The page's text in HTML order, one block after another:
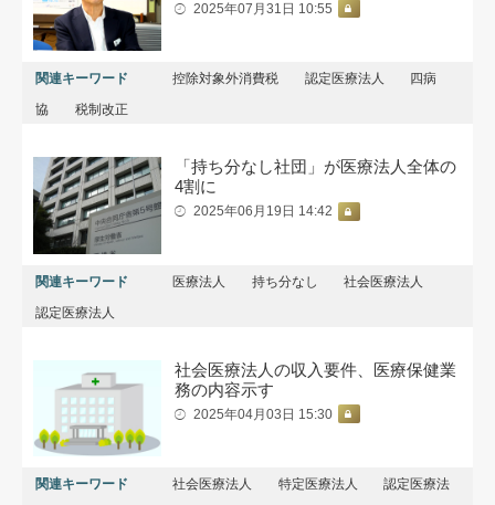
2025年07月31日 10:55
関連キーワード 控除対象外消費税 認定医療法人
四病
協
税制改正
「持ち分なし社団」が医療法人全体の
4割に
2025年06月19日 14:42
関連キーワード 医療法人 持ち分なし
社会医療法人
認定医療法人
社会医療法人の収入要件、医療保健業
務の内容示す
2025年04月03日 15:30
関連キーワード 社会医療法人 特定医療法人
認定医療法